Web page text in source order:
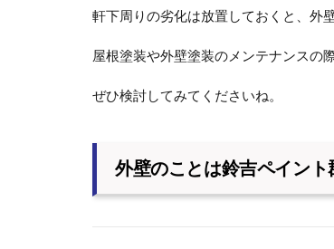
軒下周りの劣化は放置しておくと、外
屋根塗装や外壁塗装のメンテナンスの
ぜひ検討してみてくださいね。
外壁のことは鈴吉ペイント